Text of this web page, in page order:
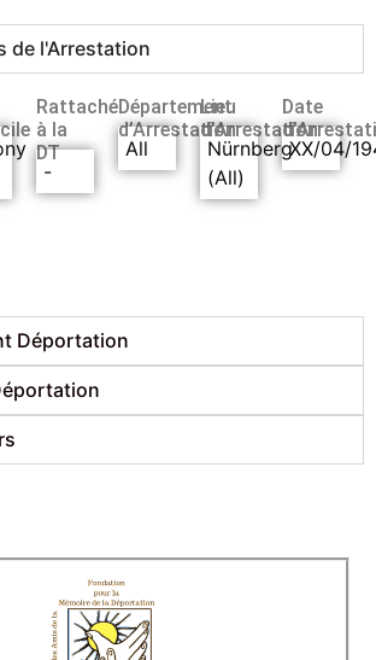
de l'Arrestation
Rattaché
à la
DT
-
Département
d’Arrestation
All
Lieu
d’Arrestation
Nürnberg
(All)
Date
XX/04/
Déportation